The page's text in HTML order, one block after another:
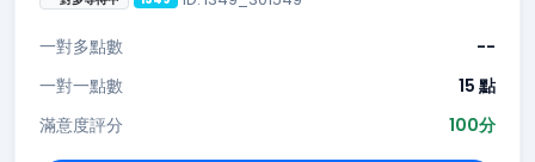
一對多點數
--
一對一點數
15 點
滿意度評分
100分